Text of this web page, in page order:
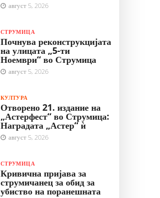
август 5, 2026
СТРУМИЦА
Почнува реконструкцијата
на улицата „5-ти
Ноември“ во Струмица
август 5, 2026
КУЛТУРА
Отворено 21. издание на
„Астерфест“ во Струмица:
Наградата „Астер“ ѝ
август 5, 2026
СТРУМИЦА
Кривична пријава за
струмичанец за обид за
убиство на поранешната